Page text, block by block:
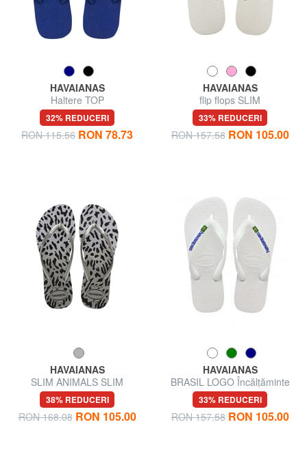
HAVAIANAS
Haltere TOP
32% REDUCERI
RON 115.56 RON 78.73
HAVAIANAS
flip flops SLIM
33% REDUCERI
RON 157.58 RON 105.00
HAVAIANAS
SLIM ANIMALS SLIM
ANIMALS flip-flops
38% REDUCERI
RON 168.08 RON 105.00
HAVAIANAS
BRASIL LOGO Încălțăminte
bărbătească
33% REDUCERI
RON 157.58 RON 105.00